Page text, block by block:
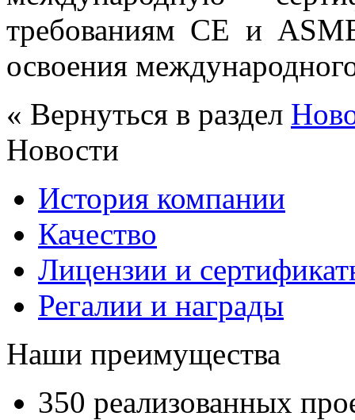
требованиям СЕ и
освоения
« Вернуться в раздел
Новости
История компании
Качество
Лицензии и
Регалии и награды
Наши преимущества
350 реализованных